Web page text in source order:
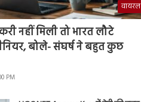
वायरल
नहीं मिली तो भारत लौटे
बोले- संघर्ष ने बहुत कुछ
PM